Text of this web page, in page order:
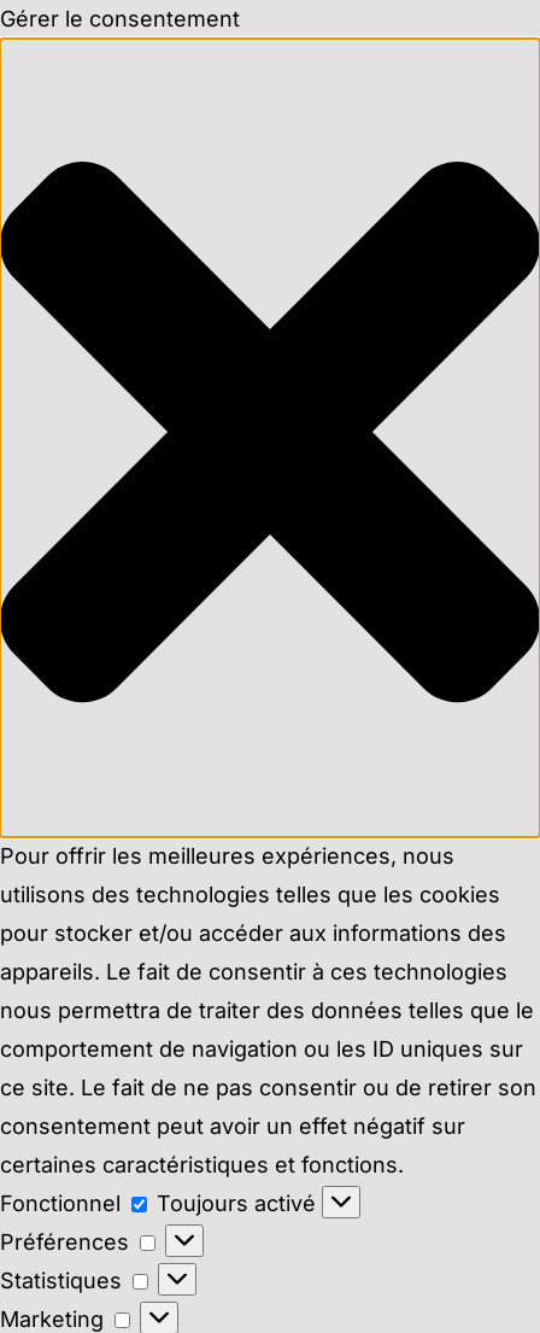
Gérer le consentement
Pour offrir les meilleures expériences, nous
utilisons des technologies telles que les cookies
pour stocker et/ou accéder aux informations des
appareils. Le fait de consentir à ces technologies
nous permettra de traiter des données telles que le
comportement de navigation ou les ID uniques sur
ce site. Le fait de ne pas consentir ou de retirer son
consentement peut avoir un effet négatif sur
certaines caractéristiques et fonctions.
Fonctionnel
Fonctionnel
Toujours activé
Préférences
Préférences
Statistiques
Statistiques
Marketing
Marketing